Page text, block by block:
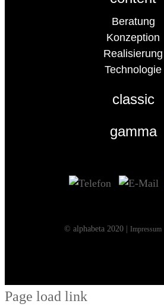
Beratung
Konzeption
Realisierung
Technologie
classic
gamma
© alphabeta 2020 | Impressum|
Page load link